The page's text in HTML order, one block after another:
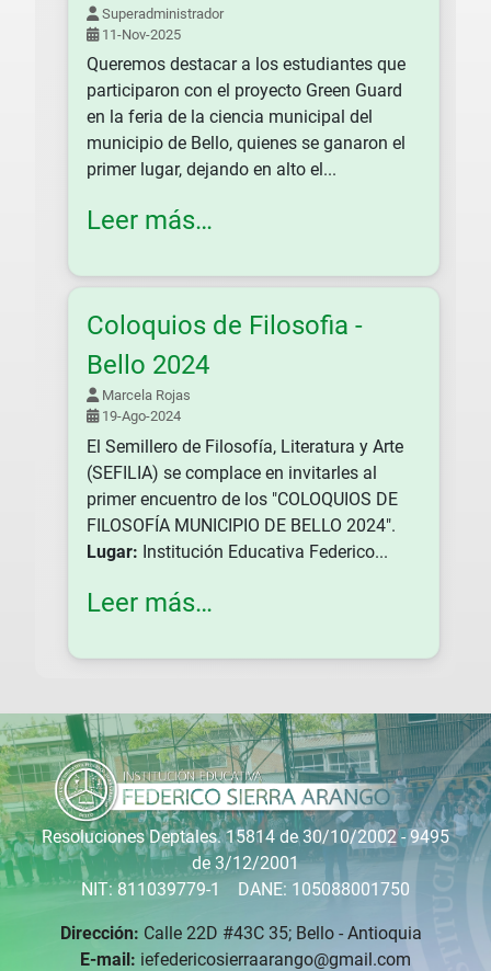
Superadministrador
11-Nov-2025
Queremos destacar a los estudiantes que
participaron con el proyecto Green Guard
en la feria de la ciencia municipal del
municipio de Bello, quienes se ganaron el
primer lugar, dejando en alto el...
Leer más…
Coloquios de Filosofia -
Bello 2024
Marcela Rojas
19-Ago-2024
El Semillero de Filosofía, Literatura y Arte
(SEFILIA) se complace en invitarles al
primer encuentro de los "COLOQUIOS DE
FILOSOFÍA MUNICIPIO DE BELLO 2024".
Lugar: Institución Educativa Federico...
Leer más…
Resoluciones Deptales. 15814 de 30/10/2002 - 9495
de 3/12/2001
NIT: 811039779-1 DANE: 105088001750
Dirección: Calle 22D #43C 35; Bello - Antioquia
E-mail: iefedericosierraarango@gmail.com